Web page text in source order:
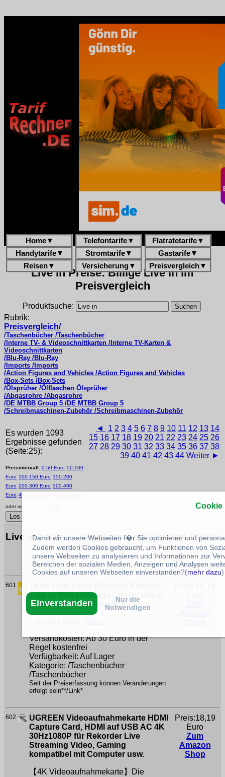
Home▼ Telefontarife▼ Flatratetarife▼
Handytarife▼ Stromtarife▼ Gastarife▼
Reisen▼ Versicherung▼ Preisvergleich▼
Live in Preise: Billige Live in im
Preisvergleich
Produktsuche:
Rubrik:
Preisvergleich/
/Taschenbücher /Taschenbücher
/Interne TV- & Videoschnittkarten /Interne TV-Karten &
Videoschnittkarten
/Blu-Ray /Blu-Ray
/Imports /Imports
/Action Figures and Vehicles /Action Figures and Vehicles
/Box-Sets /Box-Sets
/Ölsprüher /Ölflaschen Ölsprüher
/Abgasrohre /Abgasrohre
/DE MTBB Group 5 /DE MTBB Group 5
/Schreibmaschinen-Zubehör /Schreibmaschinen-Zubehör
Es wurden 1093
Ergebnisse gefunden
(Seite:25):
◄ 1 2 3 4 5 6 7 8 9 10 11 12 13 14
15 16 17 18 19 20 21 22 23 24 25 26
27 28 29 30 31 32 33 34 35 36 37 38
39 40 41 42 43 44 Weiter ►
Preisintervall: 0-50 Euro 50-100
Euro 100-150 Euro 150-200
Euro 200-300 Euro 300-400
Euro 400-600 Euro
oder von:
Live in kaufen --Angebote und günstige Preise
beim Vergleich
(Preise aufsteigend)
601
Live an Extraordinary Life by Using
Your Intuitive Intelligence
Versandkosten: Ab 30 Euro in der
Regel kostenfrei
Verfügbarkeit: Auf Lager
Kategorie: /Taschenbücher
/Taschenbücher
Seit der Preiserfassung können Veränderungen
erfolgt sein**/Link*
602
UGREEN Videoaufnahmekarte HDMI
Capture Card, HDMI auf USB AC 4K
30Hz1080P für Rekorder Live
Streaming Video, Gaming
kompatibel mit Computer usw.
【4K Videoaufnahmekarte】Die
Preis:18,19
Euro
Zum
Amazon
Shop
Cookie
Damit wir unsere Webseiten f�r Sie optimieren und
Zudem werden Cookies gebraucht, um Funktionen von
unsere Webseiten zu analysieren und Informationen zur
Bereichen der sozialen Medien, Anzeigen und Analysen
Cookies auf unseren Webseiten einverstanden?(mehr dazu)
Einverstanden
Nur die
Notwendigen